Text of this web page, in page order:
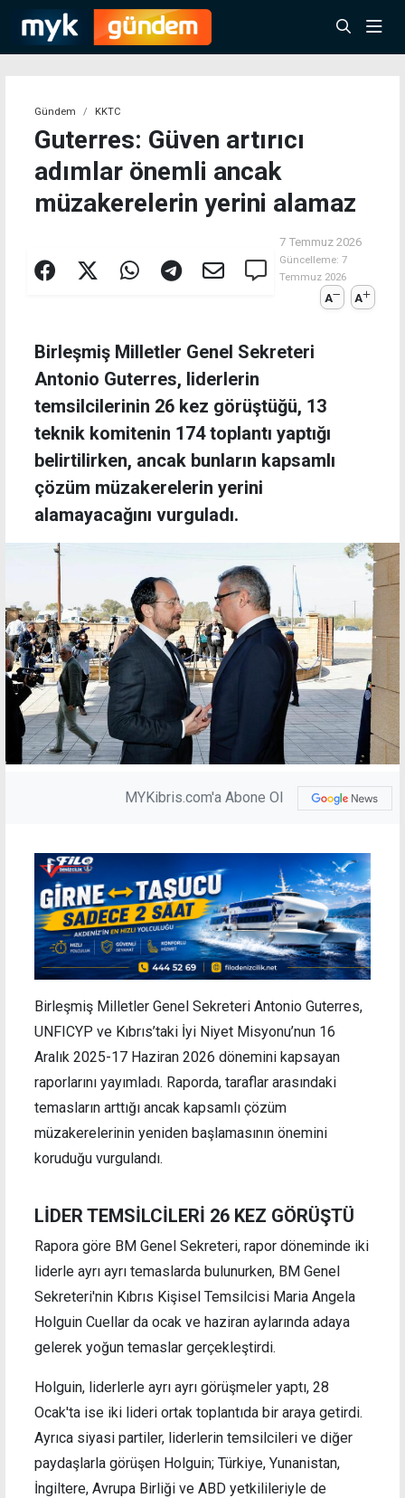
Gündem KKTC
Guterres: Güven artırıcı
adımlar önemli ancak
müzakerelerin yerini alamaz
7 Temmuz 2026
Güncelleme: 7
Temmuz 2026
A A
Birleşmiş Milletler Genel Sekreteri
Antonio Guterres, liderlerin
temsilcilerinin 26 kez görüştüğü, 13
teknik komitenin 174 toplantı yaptığı
belirtilirken, ancak bunların kapsamlı
çözüm müzakerelerin yerini
alamayacağını vurguladı.
MYKibris.com'a Abone Ol
Birleşmiş Milletler Genel Sekreteri Antonio Guterres,
UNFICYP ve Kıbrıs’taki İyi Niyet Misyonu’nun 16
Aralık 2025-17 Haziran 2026 dönemini kapsayan
raporlarını yayımladı. Raporda, taraflar arasındaki
temasların arttığı ancak kapsamlı çözüm
müzakerelerinin yeniden başlamasının önemini
koruduğu vurgulandı.
LİDER TEMSİLCİLERİ 26 KEZ GÖRÜŞTÜ
Rapora göre BM Genel Sekreteri, rapor döneminde iki
liderle ayrı ayrı temaslarda bulunurken, BM Genel
Sekreteri'nin Kıbrıs Kişisel Temsilcisi Maria Angela
Holguin Cuellar da ocak ve haziran aylarında adaya
gelerek yoğun temaslar gerçekleştirdi.
Holguin, liderlerle ayrı ayrı görüşmeler yaptı, 28
Ocak'ta ise iki lideri ortak toplantıda bir araya getirdi.
Ayrıca siyasi partiler, liderlerin temsilcileri ve diğer
paydaşlarla görüşen Holguin; Türkiye, Yunanistan,
İngiltere, Avrupa Birliği ve ABD yetkilileriyle de